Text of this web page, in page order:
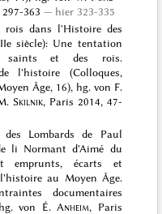
363
hier 323-335
dans l'Histoire des
siècle): Une tentation
saints et des rois.
l'histoire (Colloques,
Âge, 16), hg. von F.
Skilnik, Paris 2014, 47-
Lombards de Paul
li Normant d'Aimé du
emprunts, écarts et
au Moyen Âge.
documentaires
hg. von É.Anheim, Paris